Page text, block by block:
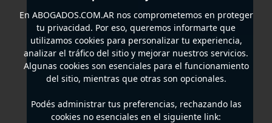
En ABOGADOS.COM.ARnos comprometemos en proteger
tu privacidad. Por eso, queremos informarte que
utilizamos cookies para personalizar tu experiencia,
analizar el tráfico del sitio y mejorar nuestros servicios.
Algunas cookies son esenciales para el funcionamiento
del sitio, mientras que otras son opcionales.
Podés administrar tus preferencias, rechazando las
cookies no esenciales en el siguiente link: